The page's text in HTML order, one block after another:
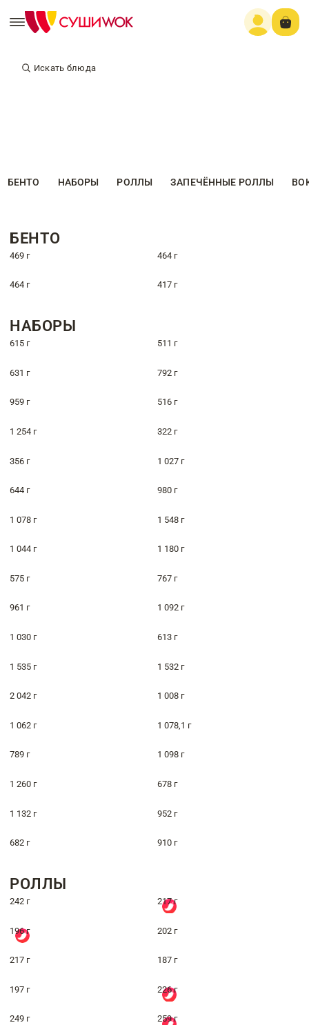
Искать блюда
БЕНТО НАБОРЫ РОЛЛЫ ЗАПЕЧЁННЫЕ РОЛЛЫ
БЕНТО
469 г 464 г
464 г 417 г
НАБОРЫ
615 г 511 г
631 г 792 г
959 г 516 г
1 254 г 322 г
356 г 1 027 г
644 г 980 г
1 078 г 1 548 г
1 044 г 1 180 г
575 г 767 г
961 г 1 092 г
1 030 г 613 г
1 535 г 1 532 г
2 042 г 1 008 г
1 062 г 1 078,1 г
789 г 1 098 г
1 260 г 678 г
1 132 г 952 г
682 г 910 г
РОЛЛЫ
242 г 217 г
196 г 202 г
217 г 187 г
197 г 226 г
249 г 259 г